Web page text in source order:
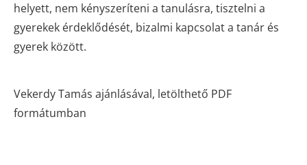
helyett, nem kényszeríteni a tanulásra, tisztelni a
gyerekek érdeklődését, bizalmi kapcsolat a tanár és
gyerek között.
Vekerdy Tamás ajánlásával, letölthető PDF
formátumban